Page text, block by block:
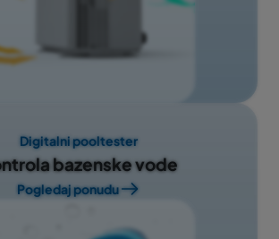
Digitalni pooltester
bazenske vode
Pogledaj ponudu